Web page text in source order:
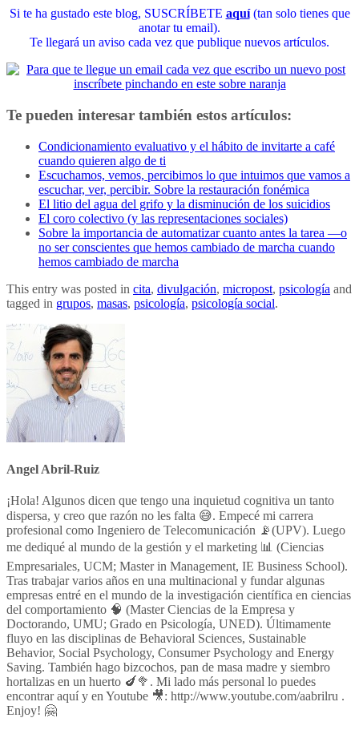
Si te ha gustado este blog, SUSCRÍBETE aquí(tan solo tienes que
anotar tu email).
Te llegará un aviso cada vez que publique nuevos artículos.
Te pueden interesar también estos artículos:
Condicionamiento evaluativo y el hábito de invitarte a café
cuando quieren algo de ti
Escuchamos, vemos, percibimos lo que intuimos que vamos a
escuchar, ver, percibir. Sobre la restauración fonémica
El litio del agua del grifo y la disminución de los suicidios
El coro colectivo (y las representaciones sociales)
Sobre la importancia de automatizar cuanto antes la tarea —o
no ser conscientes que hemos cambiado de marcha cuando
hemos cambiado de marcha
This entry was posted in cita, divulgación, micropost, psicología and
tagged in grupos, masas, psicología, psicología social.
Angel Abril-Ruiz
¡Hola! Algunos dicen que tengo una inquietud cognitiva un tanto
dispersa, y creo que razón no les falta 😅. Empecé mi carrera
profesional como Ingeniero de Telecomunicación 📡(UPV). Luego
me dediqué al mundo de la gestión y el marketing 📊 (Ciencias
Empresariales, UCM; Master in Management, IE Business School).
Tras trabajar varios años en una multinacional y fundar algunas
empresas entré en el mundo de la investigación científica en ciencias
del comportamiento 🧠 (Master Ciencias de la Empresa y
Doctorando, UMU; Grado en Psicología, UNED). Últimamente
fluyo en las disciplinas de Behavioral Sciences, Sustainable
Behavior, Social Psychology, Consumer Psychology and Energy
Saving. También hago bizcochos, pan de masa madre y siembro
hortalizas en un huerto 🍆🥦. Mi lado más personal lo puedes
encontrar aquí y en Youtube 🎥: http://www.youtube.com/aabrilru .
Enjoy! 🤗